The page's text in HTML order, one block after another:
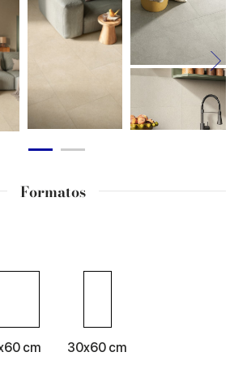
Formatos
cm 30x60 cm